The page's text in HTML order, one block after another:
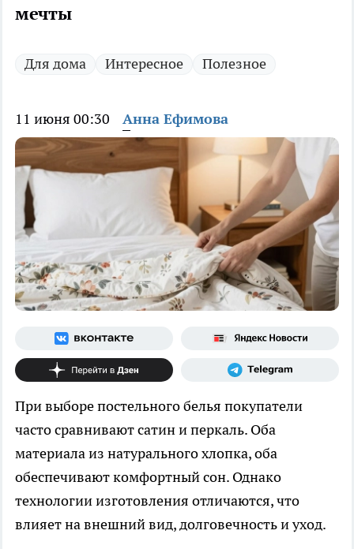
мечты
Для дома Интересное Полезное
11 июня 00:30 Анна Ефимова
При выборе постельного белья покупатели
часто сравнивают сатин и перкаль. Оба
материала из натурального хлопка, оба
обеспечивают комфортный сон. Однако
технологии изготовления отличаются, что
влияет на внешний вид, долговечность и уход.